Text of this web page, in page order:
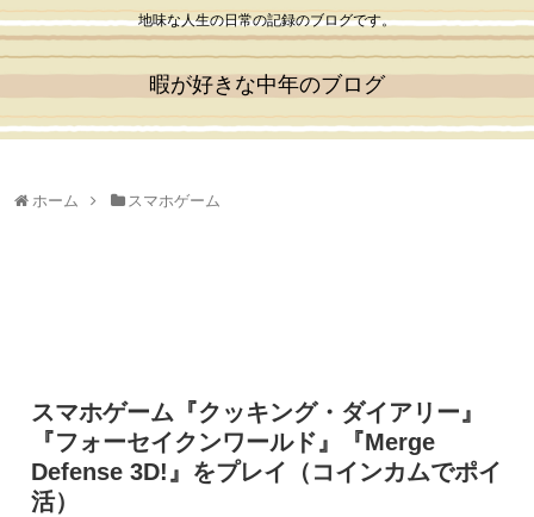
地味な人生の日常の記録のブログです。
暇が好きな中年のブログ
ホーム スマホゲーム
スマホゲーム『クッキング・ダイアリー』
『フォーセイクンワールド』『Merge
Defense 3D!』をプレイ（コインカムでポイ
活）